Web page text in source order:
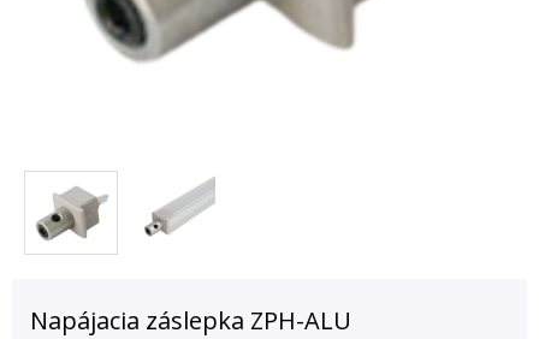
Napájacia záslepka ZPH-ALU